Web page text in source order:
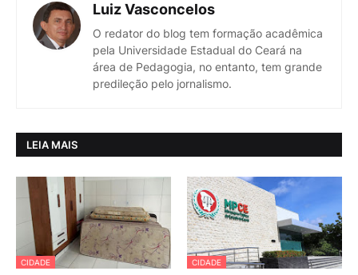
Luiz Vasconcelos
O redator do blog tem formação acadêmica
pela Universidade Estadual do Ceará na
área de Pedagogia, no entanto, tem grande
predileção pelo jornalismo.
LEIA MAIS
CIDADE CIDADE